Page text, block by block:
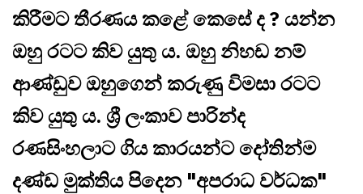
කිරීමට තීරණය කළේ කෙසේ ද ? යන්න
ඔහු රටට කිව යුතු ය. ඔහු නිහඩ නම්
ආණ්ඩුව ඔහුගෙන් කරුණු විමසා රටට
කිව යුතු ය. ශ්‍රී ලංකාව පාරින්ද
රණසිංහලාට ගිය කාරයන්ට දෝතින්ම
දණ්ඩ මුක්තිය පිදෙන "අපරාධ වර්ධක"